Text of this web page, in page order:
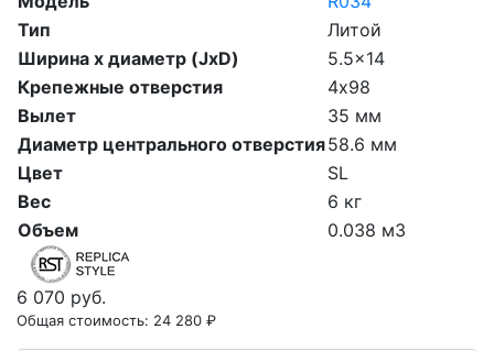
Тип
Литой
Ширина х диаметр (JxD)
5.5x14
Крепежные отверстия
4х98
Вылет
35 мм
Диаметр центрального отверстия58.6 мм
Цвет
SL
Вес
6 кг
Объем
0.038 м3
6 070 руб.
Общая стоимость: 24 280 ₽